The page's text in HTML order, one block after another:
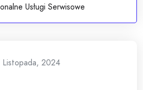
Usługi Serwisowe
Listopada, 2024